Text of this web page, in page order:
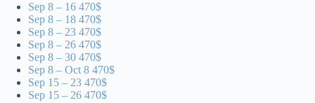
Sep 8 – 16 470$
Sep 8 – 18 470$
Sep 8 – 23 470$
Sep 8 – 26 470$
Sep 8 – 30 470$
Sep 8 – Oct 8 470$
Sep 15 – 23 470$
Sep 15 – 26 470$